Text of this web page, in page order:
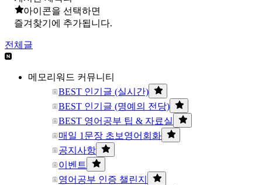
아이콘을 선택하면
즐겨찾기에 추가됩니다.
전체글
메모리워드 커뮤니티
BEST 인기글 (실시간)
BEST 인기글 (명예의 전당)
BEST 영어공부 팁 & 자료실
매일 1문장 초보영어회화
공지사항
이벤트
영어공부 인증 챌린지